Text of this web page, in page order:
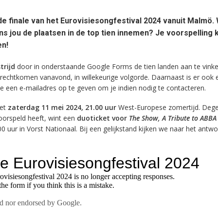
finale van het Eurovisiesongfestival 2024 vanuit Malmö.
jou de plaatsen in de top tien innemen? Je voorspelling
door in onderstaande Google Forms de tien landen aan te
vanavond, in willekeurige volgorde. Daarnaast is er ook
een e-mailadres op te geven om je indien nodig te contacteren.
zaterdag 11 mei 2024, 21.00 uurWest-Europese zomertijd.
heeft, wint een duoticket voor The Show, A Tribute to ABBA
uur in Vorst Nationaal. Bij een gelijkstand kijken we naar het